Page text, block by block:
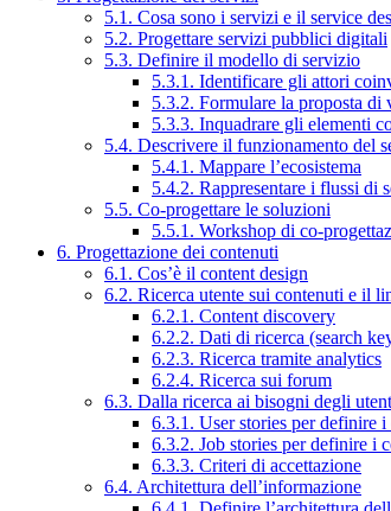
5.1. Cosa sono i servizi e il service
5.2. Progettare servizi pubblici digitali
5.3. Definire il modello di servizio
5.3.1. Identificare gli attori
5.3.2. Formulare la proposta di
5.3.3. Inquadrare gli elementi
5.4. Descrivere il funzionamento del
5.4.1. Mappare l’ecosistema
5.4.2. Rappresentare i flussi di
5.5. Co-progettare le soluzioni
5.5.1. Workshop di co-
6. Progettazione dei contenuti
6.1. Cos’è il content design
6.2. Ricerca utente sui contenuti e il
6.2.1. Content discovery
6.2.2. Dati di ricerca (search
6.2.3. Ricerca tramite analytics
6.2.4. Ricerca sui forum
6.3. Dalla ricerca ai bisogni degli
6.3.1. User stories per definire i
6.3.2. Job stories per definire i
6.3.3. Criteri di accettazione
6.4. Architettura dell’informazione